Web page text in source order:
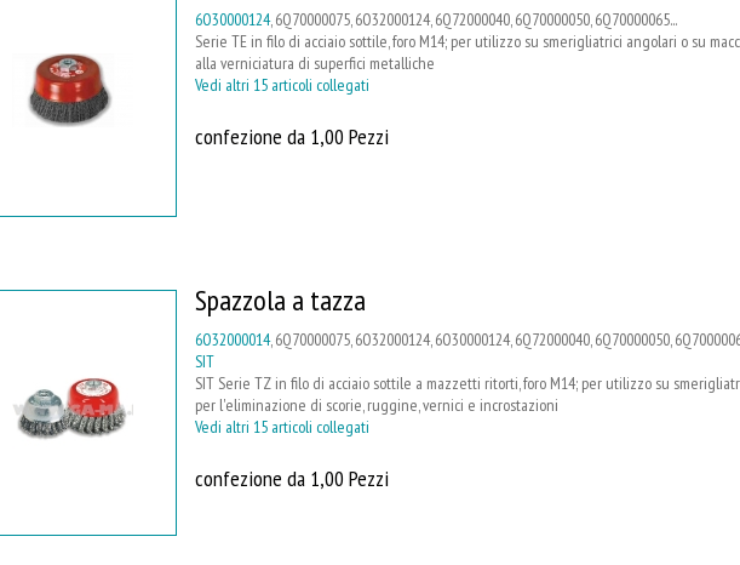
6O30000124, 6Q70000075, 6O32000124, 6Q72000040, 6Q70000050, 6Q70000065...
Serie TE in filo di acciaio sottile, foro M14; per utilizzo su smerigliatrici angolari o su
alla verniciatura di superfici metalliche
Vedi altri 15 articoli collegati
confezione da 1,00 Pezzi
Spazzola a tazza
6O32000014, 6Q70000075, 6O32000124, 6O30000124, 6Q72000040, 6Q70000050,
SIT
SIT Serie TZ in filo di acciaio sottile a mazzetti ritorti, foro M14; per utilizzo su
per l'eliminazione di scorie, ruggine, vernici e incrostazioni
Vedi altri 15 articoli collegati
confezione da 1,00 Pezzi